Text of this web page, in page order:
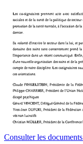
Consulter les documents